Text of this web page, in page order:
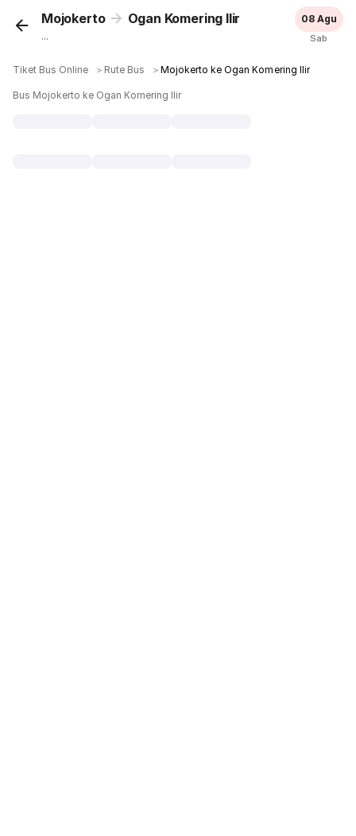
Mojokerto Ogan Komering Ilir
...
08 Agu
Sab
Tiket Bus Online ＞ Rute Bus ＞Mojokerto ke Ogan Komering Ilir
Bus Mojokerto ke Ogan Komering Ilir